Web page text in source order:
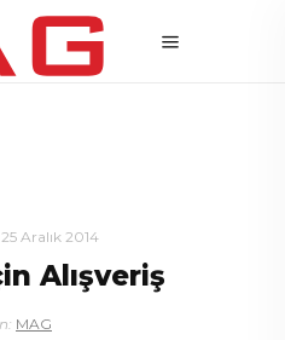
25 Aralık 2014
Alışveriş
MAG